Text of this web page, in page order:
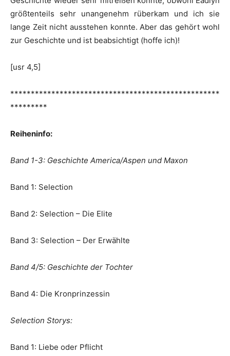
größtenteils sehr unangenehm rüberkam und ich sie
lange Zeit nicht ausstehen konnte. Aber das gehört wohl
zur Geschichte und ist beabsichtigt (hoffe ich)!
[usr 4,5]
***************************************************
*********
Reiheninfo:
Band 1-3: Geschichte America/Aspen und Maxon
Band 1: Selection
Band 2: Selection – Die Elite
Band 3: Selection – Der Erwählte
Band 4/5: Geschichte der Tochter
Band 4: Die Kronprinzessin
Selection Storys:
Band 1: Liebe oder Pflicht